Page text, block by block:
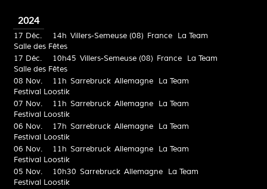
2024
17 Déc. 14h Villers-Semeuse (08) France
La Team
Salle des Fêtes
17 Déc.
10h45 Villers-Semeuse (08) France
La Team
Salle des Fêtes
08 Nov.
11h Sarrebruck Allemagne
La Team
Festival Loostik
07 Nov.
11h Sarrebruck Allemagne
La Team
Festival Loostik
06 Nov.
17h Sarrebruck Allemagne
La Team
Festival Loostik
06 Nov.
11h Sarrebruck Allemagne
La Team
Festival Loostik
05 Nov.
10h30 Sarrebruck Allemagne
La Team
Festival Loostik